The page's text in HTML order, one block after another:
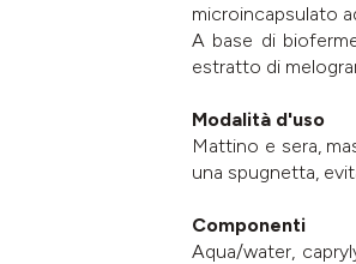
microincapsulato
A base di
estratto di
Modalità d'uso
Mattino e sera,
una spugnetta,
Componenti
Aqua/water,